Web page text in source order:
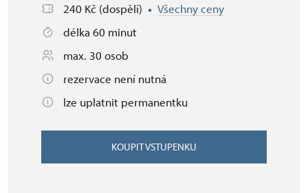
240 Kč (dospělí)
Všechny ceny
délka 60 minut
max. 30 osob
rezervace není nutná
lze uplatnit permanentku
KOUPIT VSTUPENKU